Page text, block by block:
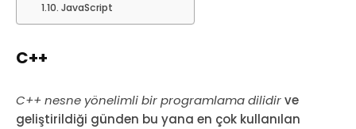
JavaScript
C++
C++ nesne yönelimli bir programlama dilidirve
geliştirildiği günden bu yana en çok kullanılan